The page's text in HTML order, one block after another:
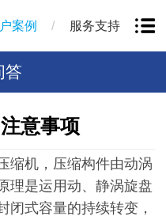
案例 / 服务支持
答
意事项
缩机，压缩构件由动涡
理是运用动、静涡旋盘
闭式容量的持续转变，